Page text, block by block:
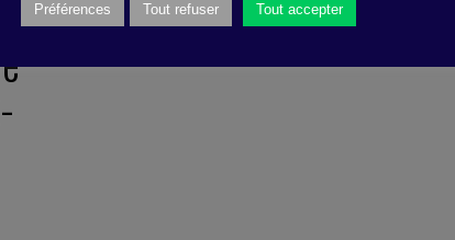
Préférences Tout refuser Tout accepter